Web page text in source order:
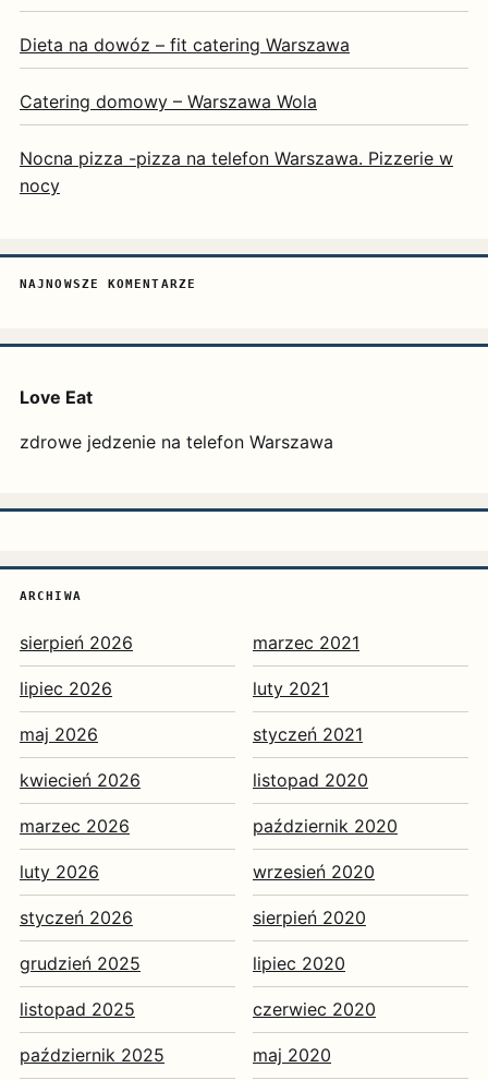
Dieta na dowóz – fit catering Warszawa
Catering domowy – Warszawa Wola
Nocna pizza -pizza na telefon Warszawa. Pizzerie w
nocy
NAJNOWSZE KOMENTARZE
Love Eat
zdrowe jedzenie na telefon Warszawa
ARCHIWA
sierpień 2026
lipiec 2026
maj 2026
kwiecień 2026
marzec 2026
luty 2026
styczeń 2026
grudzień 2025
listopad 2025
październik 2025
marzec 2021
luty 2021
styczeń 2021
listopad 2020
październik 2020
wrzesień 2020
sierpień 2020
lipiec 2020
czerwiec 2020
maj 2020